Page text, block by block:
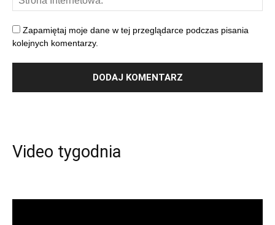
Zapamiętaj moje dane w tej przeglądarce podczas pisania
kolejnych komentarzy.
Video tygodnia